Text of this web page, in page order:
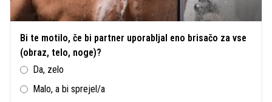
Bi te motilo, če bi partner uporabljal eno brisačo za vse
(obraz, telo, noge)?
Da, zelo
Malo, a bi sprejel/a